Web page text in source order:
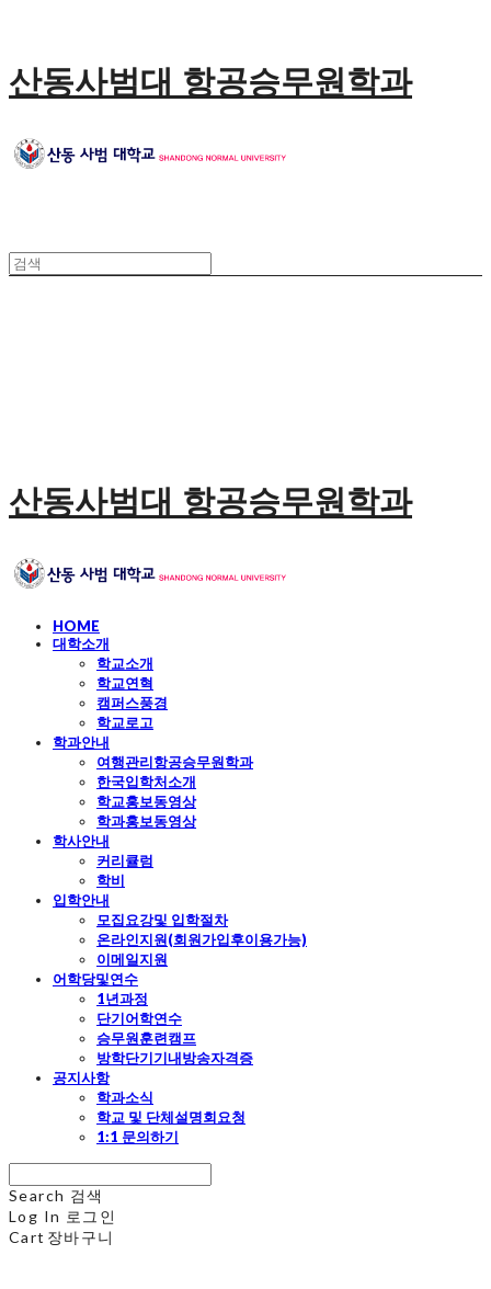
산동사범대 항공승무원학과
산동사범대 항공승무원학과
HOME
대학소개
학교소개
학교연혁
캠퍼스풍경
학교로고
학과안내
여행관리항공승무원학과
한국입학처소개
학교홍보동영상
학과홍보동영상
학사안내
커리큘럼
학비
입학안내
모집요강및 입학절차
온라인지원(회원가입후이용가능)
이메일지원
어학당및연수
1년과정
단기어학연수
승무원훈련캠프
방학단기기내방송자격증
공지사항
학과소식
학교 및 단체설명회요청
1:1 문의하기
Search 검색
Log In 로그인
Cart 장바구니